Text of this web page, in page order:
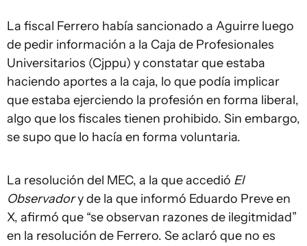
La fiscal Ferrero había sancionado a Aguirre luego
de pedir información a la Caja de Profesionales
Universitarios (Cjppu) y constatar que estaba
haciendo aportes a la caja, lo que podía implicar
que estaba ejerciendo la profesión en forma liberal,
algo que los fiscales tienen prohibido. Sin embargo,
se supo que lo hacía en forma voluntaria.
La resolución del MEC, a la que accedió El
Observadory de la que informó Eduardo Preve en
X, afirmó que “se observan razones de ilegitmidad”
en la resolución de Ferrero. Se aclaró que no es